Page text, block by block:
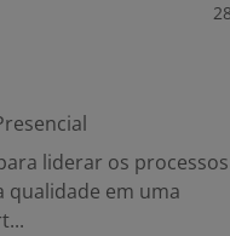
liderar os processos
qualidade em uma